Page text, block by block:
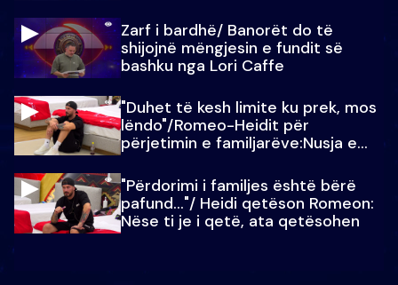
Zarf i bardhë/ Banorët do të
shijojnë mëngjesin e fundit së
bashku nga Lori Caffe
"Duhet të kesh limite ku prek, mos
lëndo"/Romeo-Heidit për
përjetimin e familjarëve:Nusja e
"Përdorimi i familjes është bërë
pafund…"/ Heidi qetëson Romeon:
Nëse ti je i qetë, ata qetësohen